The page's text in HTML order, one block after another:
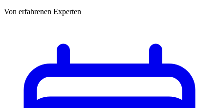
Von erfahrenen Experten